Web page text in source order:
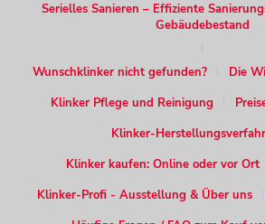
Serielles Sanieren – Effiziente
Gebäudebestand
Wunschklinker nicht gefunden?
Die
Klinker Pflege und Reinigung
Klinker-
Klinker kaufen: Online oder vor Ort
Klinker-Profi - Ausstellung & Über uns